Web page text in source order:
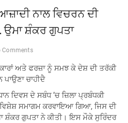
ਨਾਲ ਵਿਚਰਨ ਦੀ
ਉਮਾ ਸ਼ੰਕਰ ਗੁਪਤਾ
Comments
ਅਤੇ ਫਰਜ਼ਾ ਨੂੰ ਸਮਝ ਕੇ ਦੇਸ਼ ਦੀ ਤਰੱਕੀ
ਚਾਹੀਦੈ
ਦਿਵਸ ਦੇ ਸਬੰਧ ’ਚ ਜ਼ਿਲਾ ਪ੍ਰਬੰਧਕੀ
ਸਮਾਗਮ ਕਰਵਾਇਆ ਗਿਆ, ਜਿਸ ਦੀ
ਸ਼ੰਕਰ ਗੁਪਤਾ ਨੇ ਕੀਤੀ। ਇਸ ਮੌਕੇ ਸੁਰਿੰਦਰ